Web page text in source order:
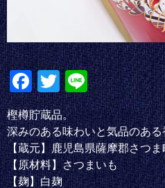
Fa
ce
bo
ok
T
wi
tte
r
Li
ne
樫樽貯蔵品。
深みのある味わいと気品のある
【蔵元】鹿児島県薩摩郡さつま
【原材料】さつまいも
【麹】白麹